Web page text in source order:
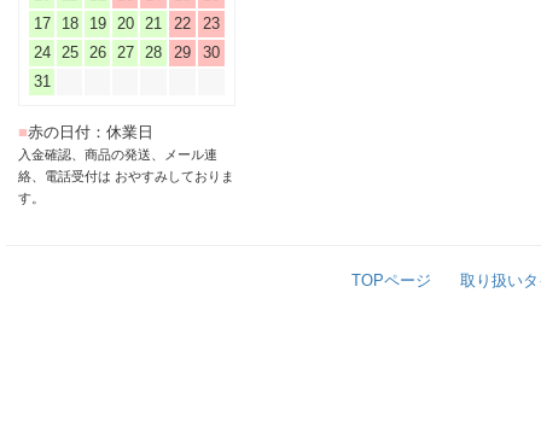
17
18 19 20 21 22
23
24
25 26 27 28 29
30
31
■赤の日付：休業日
入金確認、商品の発送、メール連
絡、電話受付は おやすみしておりま
す。
TOPページ 取り扱い